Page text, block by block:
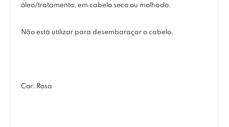
óleo/tratamento, em cabelo seco ou molhado.
Não está utilizar para desembaraçar o cabelo.
Cor: Rosa